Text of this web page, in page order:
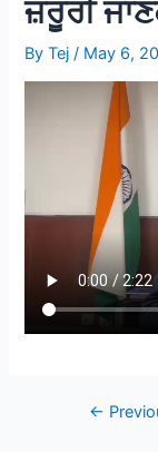
ਜ਼ਰੂਰੀ
ByTej/ May 6,
Post←